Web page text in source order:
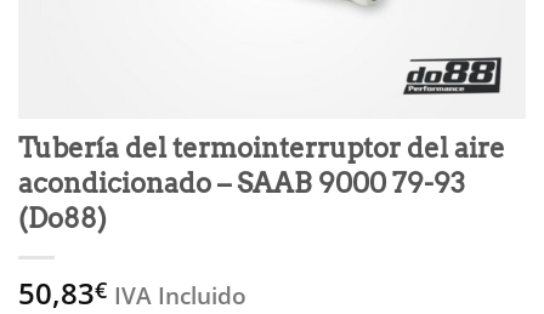
Tubería del termointerruptor del aire
acondicionado – SAAB 9000 79-93
(Do88)
50,83€ IVA Incluido